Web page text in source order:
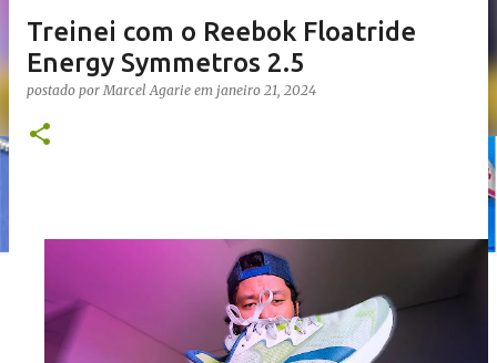
Treinei com o Reebok Floatride
Energy Symmetros 2.5
postado porMarcel Agarie em janeiro 21, 2024